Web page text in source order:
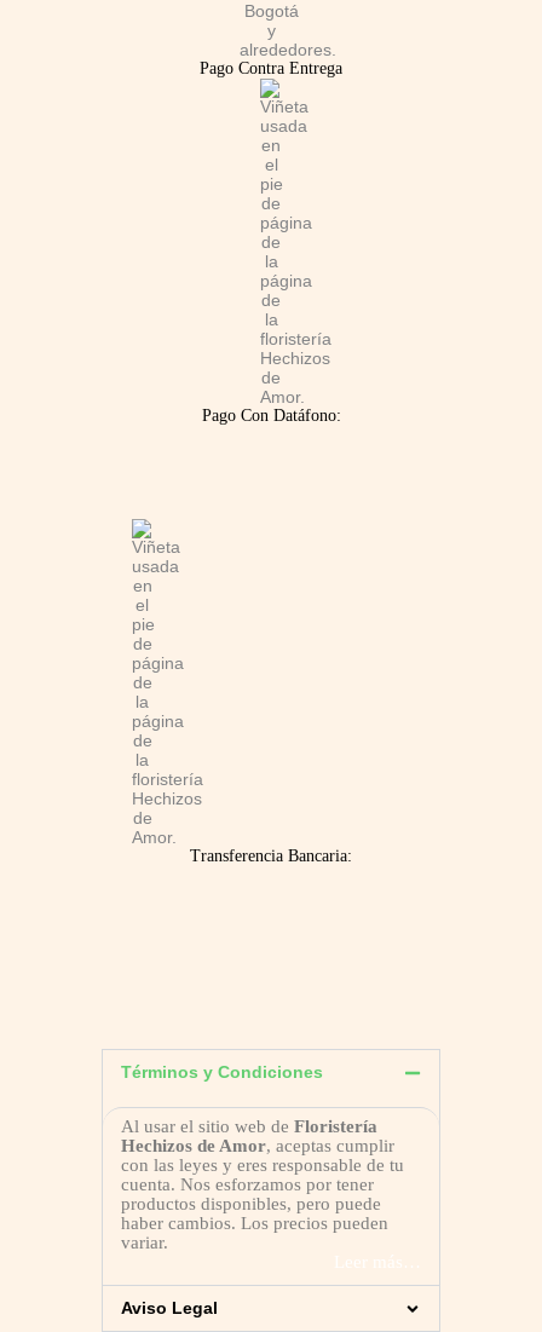
Pago Contra Entrega
Pago Con Datáfono:
Transferencia Bancaria:
Términos y Condiciones
Al usar el sitio web de Floristería
Hechizos de Amor, aceptas cumplir
con las leyes y eres responsable de tu
cuenta. Nos esforzamos por tener
productos disponibles, pero puede
haber cambios. Los precios pueden
variar.
Leer más…
Aviso Legal